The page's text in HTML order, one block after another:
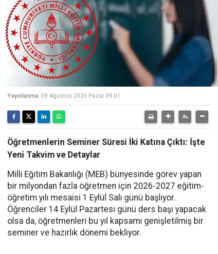
Yayınlanma: 09 Ağustos 2026 Pazar 09:01
Öğretmenlerin Seminer Süresi İki Katına Çıktı: İşte
Yeni Takvim ve Detaylar
Milli Eğitim Bakanlığı (MEB) bünyesinde görev yapan
bir milyondan fazla öğretmen için 2026-2027 eğitim-
öğretim yılı mesaisi 1 Eylül Salı günü başlıyor.
Öğrenciler 14 Eylül Pazartesi günü ders başı yapacak
olsa da, öğretmenleri bu yıl kapsamı genişletilmiş bir
seminer ve hazırlık dönemi bekliyor.